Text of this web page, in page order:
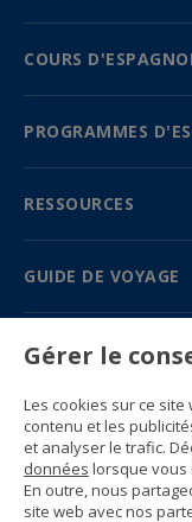
COURS
PROGRAMMES
RESSOURCES
GUIDE DE VOYAGE
PARTENAIRES
Contactez-nous
Prix et brochures
(+34) 91 594 37 76
Gustavo Fernández
28002 Madrid, Spain
Gérer le
Les cookies sur ce
contenu et les
et analyser le trafic.
données lorsque vous
En outre, nous
site web avec nos